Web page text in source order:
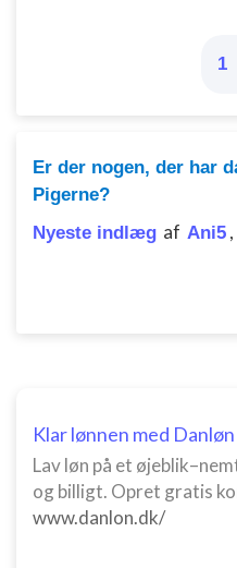
1
Er der nogen, der har
Pigerne?
Nyeste indlæg af Ani5 ,
Klar lønnen med Danløn
Lav løn på et
og billigt. Opret gratis
www.danlon.dk/